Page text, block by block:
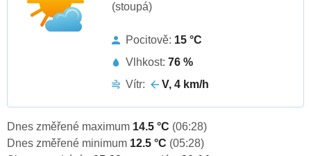
(stoupá)
Pocitově: 15 °C
Vlhkost: 76 %
Vítr:
V, 4 km/h
Dnes změřené maximum 14.5 °C (06:28)
Dnes změřené minimum 12.5 °C (05:28)